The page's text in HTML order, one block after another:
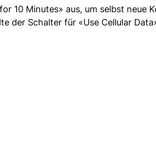
10 Minutes» aus, um selbst
der Schalter für «Use Cellular